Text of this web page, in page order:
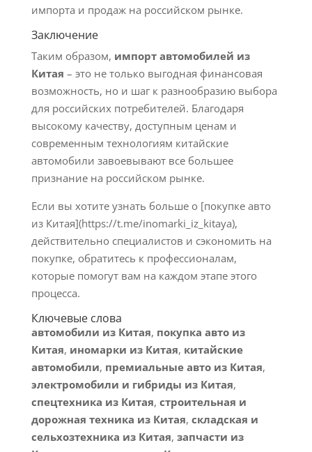
импорта и продаж на российском рынке.
Заключение
Таким образом, импорт автомобилей из
Китая – это не только выгодная финансовая
возможность, но и шаг к разнообразию выбора
для российских потребителей. Благодаря
высокому качеству, доступным ценам и
современным технологиям китайские
автомобили завоевывают все большее
признание на российском рынке.
Если вы хотите узнать больше о [покупке авто
из Китая](https://t.me/inomarki_iz_kitaya),
действительно специалистов и сэкономить на
покупке, обратитесь к профессионалам,
которые помогут вам на каждом этапе этого
процесса.
Ключевые слова
автомобили из Китая, покупка авто из
Китая, иномарки из Китая, китайские
автомобили, премиальные авто из Китая,
электромобили и гибриды из Китая,
спецтехника из Китая, строительная и
дорожная техника из Китая, складская и
сельхозтехника из Китая, запчасти из